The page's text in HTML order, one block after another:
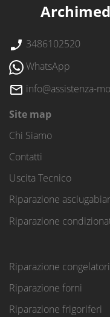
3486102520
WhatsApp
info@assistenza-
Site map
Chi Siamo
Contatti
Uscita Tecnico
Riparazione
Riparazione
Riparazione congelatori
Riparazione forni
Riparazione frigoriferi